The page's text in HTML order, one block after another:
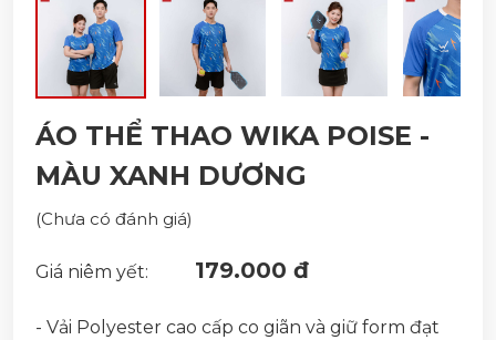
ÁO THỂ THAO WIKA POISE -
MÀU XANH DƯƠNG
(Chưa có đánh giá)
Giá niêm yết: 179.000 đ
- Vải Polyester cao cấp co giãn và giữ form đạt